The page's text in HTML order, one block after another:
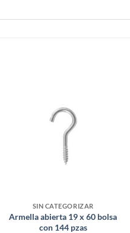
SIN CATEGORIZAR
Armella abierta 19 x 60 bolsa
con 144 pzas